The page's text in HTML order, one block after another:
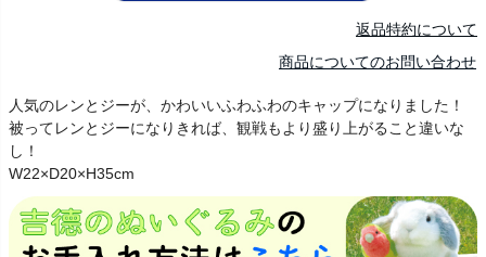
返品特約について
商品についてのお問い合わせ
人気のレンとジーが、かわいいふわふわのキャップになりました！
被ってレンとジーになりきれば、観戦もより盛り上がること違いな
し！
W22×D20×H35cm